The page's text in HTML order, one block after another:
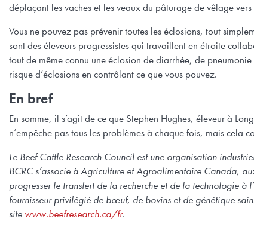
déplaçant les vaches et les veaux du pâturage de vêlage
Vous ne pouvez pas prévenir toutes les éclosions, tout
sont des éleveurs progressistes qui travaillent en étroite
tout de même connu une éclosion de diarrhée, de
risque d’éclosions en contrôlant ce que vous pouvez.
En bref
En somme, il s’agit de ce que Stephen Hughes, éleveur à
n’empêche pas tous les problèmes à chaque fois, mais cela
Le Beef Cattle Research Council est une organisation
BCRC s’associe à Agriculture et Agroalimentaire Canada,
progresser le transfert de la recherche et de la technologie
fournisseur privilégié de bœuf, de bovins et de génétique
site www.beefresearch.ca/fr.